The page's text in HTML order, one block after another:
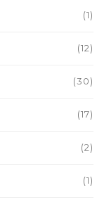
(1)
(12)
(30)
(17)
(2)
(1)